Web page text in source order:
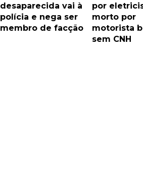
desaparecida vai à
polícia e nega ser
membro de facção
por
morto por
motorista
sem CNH